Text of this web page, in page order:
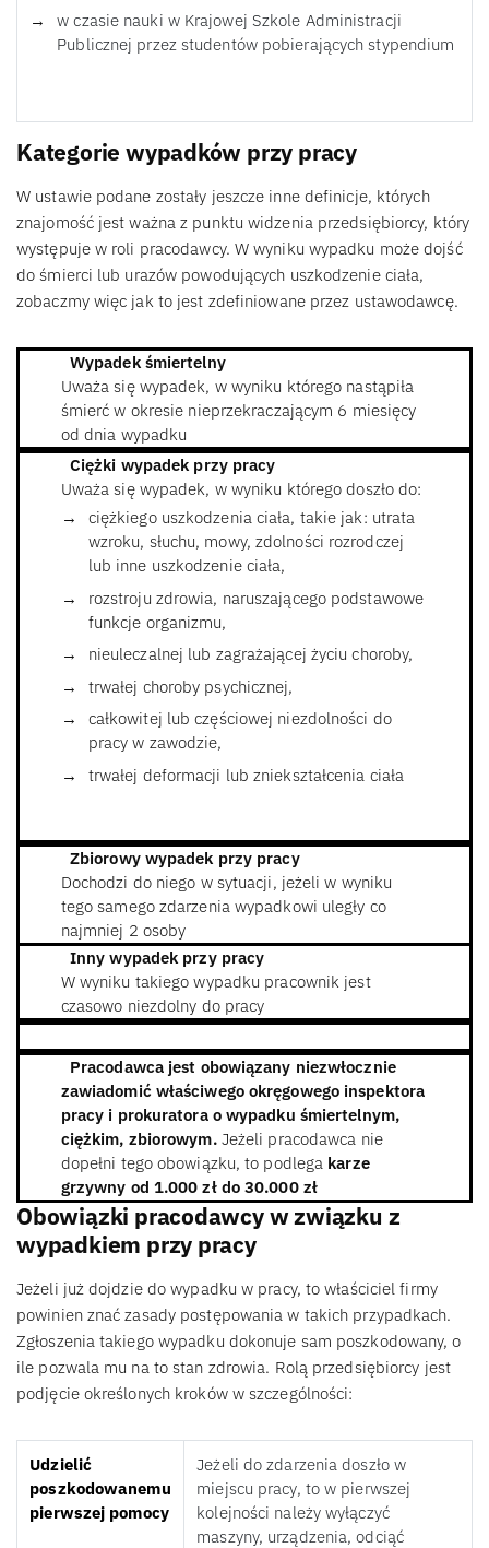
w czasie nauki w Krajowej Szkole Administracji
Publicznej przez studentów pobierających stypendium
Kategorie wypadków przy pracy
W ustawie podane zostały jeszcze inne definicje, których
znajomość jest ważna z punktu widzenia przedsiębiorcy, który
występuje w roli pracodawcy. W wyniku wypadku może dojść
do śmierci lub urazów powodujących uszkodzenie ciała,
zobaczmy więc jak to jest zdefiniowane przez ustawodawcę.
Wypadek śmiertelny
Uważa się wypadek, w wyniku którego nastąpiła
śmierć w okresie nieprzekraczającym 6 miesięcy
od dnia wypadku
Ciężki wypadek przy pracy
Uważa się wypadek, w wyniku którego doszło do:
ciężkiego uszkodzenia ciała, takie jak: utrata
wzroku, słuchu, mowy, zdolności rozrodczej
lub inne uszkodzenie ciała,
rozstroju zdrowia, naruszającego podstawowe
funkcje organizmu,
nieuleczalnej lub zagrażającej życiu choroby,
trwałej choroby psychicznej,
całkowitej lub częściowej niezdolności do
pracy w zawodzie,
trwałej deformacji lub zniekształcenia ciała
Zbiorowy wypadek przy pracy
Dochodzi do niego w sytuacji, jeżeli w wyniku
tego samego zdarzenia wypadkowi uległy co
najmniej 2 osoby
Inny wypadek przy pracy
W wyniku takiego wypadku pracownik jest
czasowo niezdolny do pracy
Pracodawca jest obowiązany niezwłocznie
zawiadomić właściwego okręgowego inspektora
pracy i prokuratora o wypadku śmiertelnym,
ciężkim, zbiorowym.Jeżeli pracodawca nie
dopełni tego obowiązku, to podlega karze
grzywny od 1.000 zł do 30.000 zł
Obowiązki pracodawcy w związku z
wypadkiem przy pracy
Jeżeli już dojdzie do wypadku w pracy, to właściciel firmy
powinien znać zasady postępowania w takich przypadkach.
Zgłoszenia takiego wypadku dokonuje sam poszkodowany, o
ile pozwala mu na to stan zdrowia. Rolą przedsiębiorcy jest
podjęcie określonych kroków w szczególności:
Udzielić
poszkodowanemu
pierwszej pomocy
Jeżeli do zdarzenia doszło w
miejscu pracy, to w pierwszej
kolejności należy wyłączyć
maszyny, urządzenia, odciąć